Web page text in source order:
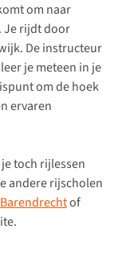
om naar
Je rijdt door
De instructeur
je meteen in je
om de hoek
ervaren
toch rijlessen
andere rijscholen
Barendrechtof